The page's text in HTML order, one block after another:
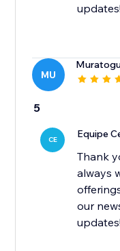
updates!
MU
5
CE Equipe
Thank
always
our
updates!